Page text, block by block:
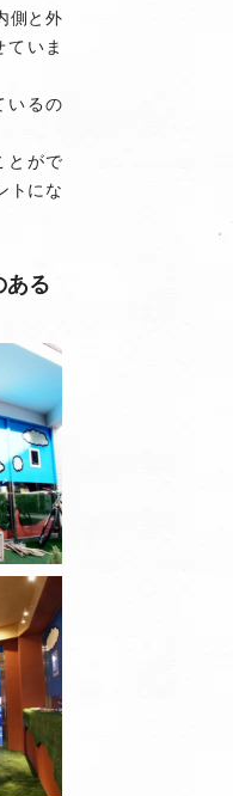
側と外
いま
いるの
とがで
トにな
る